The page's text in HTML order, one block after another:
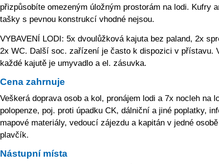
přizpůsobíte omezeným úložným prostorám na lodi. Kufry
tašky s pevnou konstrukcí vhodné nejsou.
VYBAVENÍ LODI: 5x dvoulůžková kajuta bez paland, 2x
2x WC. Další soc. zařízení je často k dispozici v přístavu.
každé kajutě je umyvadlo a el. zásuvka.
Cena zahrnuje
Veškerá doprava osob a kol, pronájem lodi a 7x nocleh na
polopenze, poj. proti úpadku CK, dálniční a jiné poplatky,
mapové materiály, vedoucí zájezdu a kapitán v jedné
plavčík.
Nástupní místa